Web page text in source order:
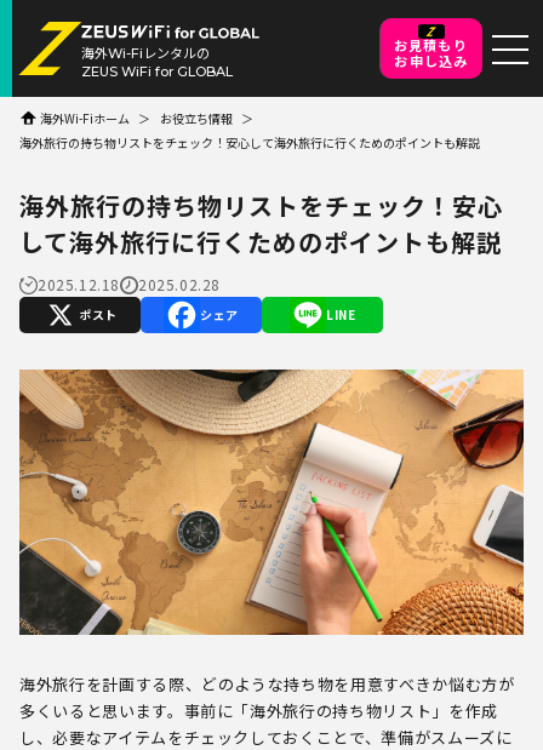
海外Wi-Fiレンタルの
ZEUS WiFi for GLOBAL
お見積もり
お申し込み
海外Wi-Fiホーム
お役立ち情報
海外旅行の持ち物リストをチェック！安心して海外旅行に行くためのポイントも解説
海外旅行の持ち物リストをチェック！安心
して海外旅行に行くためのポイントも解説
2025.12.18 2025.02.28
X FacebookLine
海外旅行を計画する際、どのような持ち物を用意すべきか悩む方が
多くいると思います。事前に「海外旅行の持ち物リスト」を作成
し、必要なアイテムをチェックしておくことで、準備がスムーズに